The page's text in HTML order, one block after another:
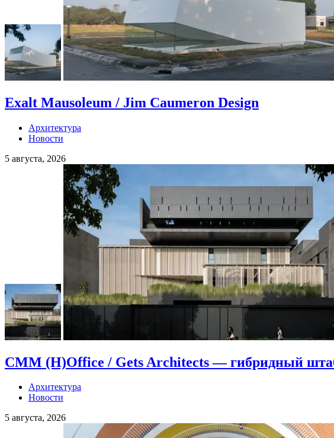
Exalt Mausoleum / Jim Caumeron Design
Архитектура
Новости
5 августа, 2026
CMM (H)Office / Gets Architects — гибридный
Архитектура
Новости
5 августа, 2026